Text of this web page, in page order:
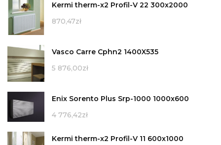
Kermi therm-x2 Profil-V 22 300x2000
870,47zł
Vasco Carre Cphn2 1400X535
5 876,00zł
Enix Sorento Plus Srp-1000 1000x600
4 776,42zł
Kermi therm-x2 Profil-V 11 600x1000